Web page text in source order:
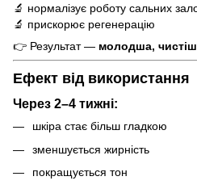
🔬 нормалізує роботу сальних
🔬 прискорює регенерацію
👉 Результат — молодша,
Ефект від використання
Через 2–4 тижні:
шкіра стає більш гладкою
зменшується жирність
покращується тон